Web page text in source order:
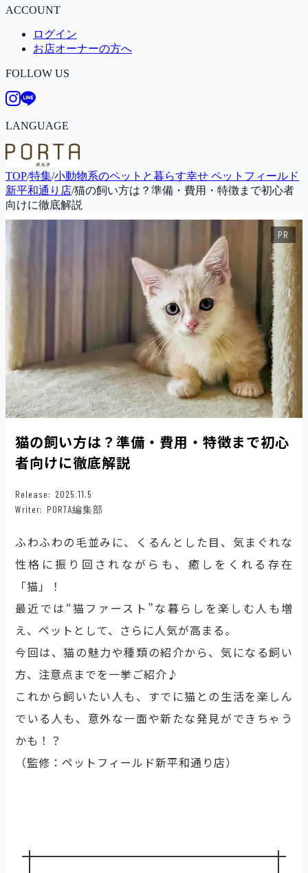
ACCOUNT
ログイン
お店オーナーの方へ
FOLLOW US
LANGUAGE
TOP/特集/小動物系のペットと暮らす幸せ ペットフィールド
新平和通り店/猫の飼い方は？準備・費用・特徴まで初心者
向けに徹底解説